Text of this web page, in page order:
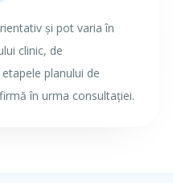
și pot varia în
clinic, de
planului de
în urma consultației.